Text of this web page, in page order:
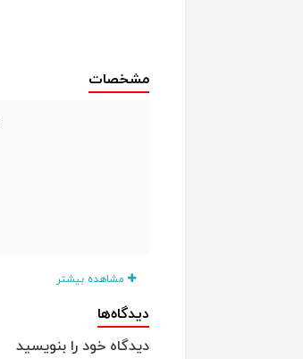
مشخصات
مشاهده بیشتر
دیدگاه‌ها
دیدگاه خود را بنویسید